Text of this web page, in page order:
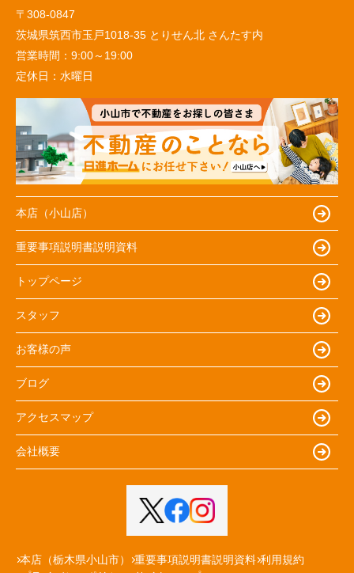
〒308-0847
茨城県筑西市玉戸1018-35 とりせん北 さんたす内
営業時間： 9:00～19:00
定休日： 水曜日
本店（小山店）
重要事項説明書説明資料
トップページ
スタッフ
お客様の声
ブログ
アクセスマップ
会社概要
本店（栃木県小山市） 重要事項説明書説明資料 利用規約